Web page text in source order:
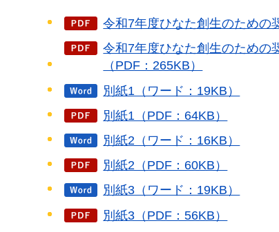
令和7年度ひなた創生のための
令和7年度ひなた創生のための
（PDF：265KB）
別紙1（ワード：19KB）
別紙1（PDF：64KB）
別紙2（ワード：16KB）
別紙2（PDF：60KB）
別紙3（ワード：19KB）
別紙3（PDF：56KB）